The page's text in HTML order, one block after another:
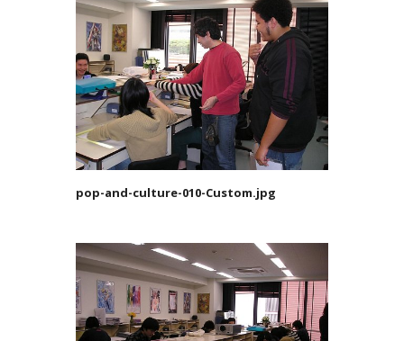
pop-and-culture-010-Custom.jpg